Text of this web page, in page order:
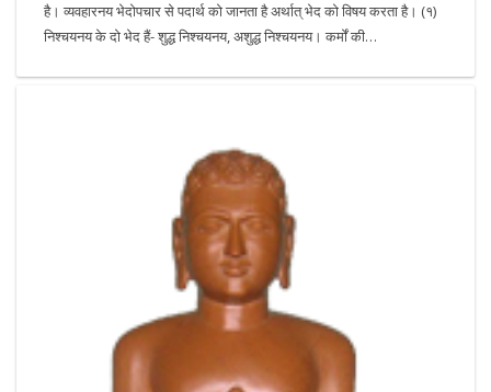
है। व्यवहारनय भेदोपचार से पदार्थ को जानता है अर्थात् भेद को विषय करता है। (१)
निश्चयनय के दो भेद हैं- शुद्ध निश्चयनय, अशुद्ध निश्चयनय। कर्मों की…